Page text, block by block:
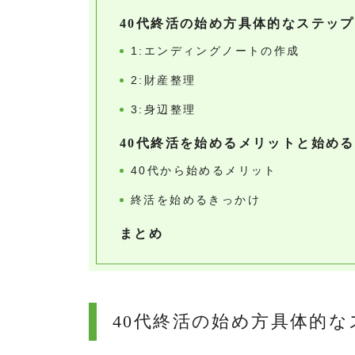
40代終活の始め方具体的なステップ
1:エンディングノートの作成
2:財産整理
3:身辺整理
40代終活を始めるメリットと始め
40代から始めるメリット
終活を始めるきっかけ
まとめ
40代終活の始め方具体的な